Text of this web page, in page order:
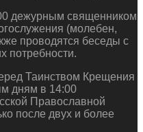
дежурным священником
(молебен,
проводятся беседы с
потребности.
Таинством Крещения
дням в 14:00
Православной
после двух и более